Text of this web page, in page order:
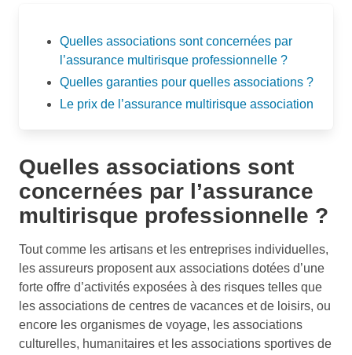
Quelles associations sont concernées par
l’assurance multirisque professionnelle ?
Quelles garanties pour quelles associations ?
Le prix de l’assurance multirisque association
Quelles associations sont
concernées par l’assurance
multirisque professionnelle ?
Tout comme les artisans et les entreprises individuelles,
les assureurs proposent aux associations dotées d’une
forte offre d’activités exposées à des risques telles que
les associations de centres de vacances et de loisirs, ou
encore les organismes de voyage, les associations
culturelles, humanitaires et les associations sportives de